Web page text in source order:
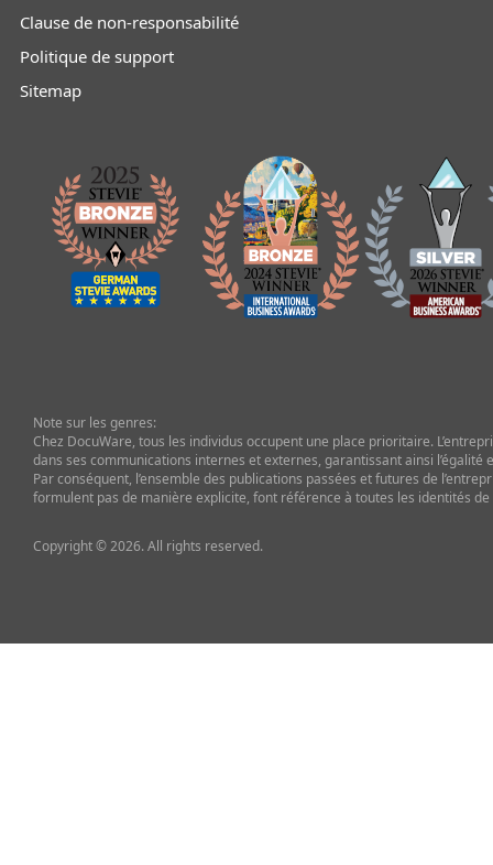
Clause de non-responsabilité
Politique de support
Sitemap
Note sur les genres:
Chez DocuWare, tous les individus occupent une place prioritaire.
dans ses communications internes et externes, garantissant ainsi l’égalité
Par conséquent, l’ensemble des publications passées et futures de
formulent pas de manière explicite, font référence à toutes les identités de
Copyright © 2026. All rights reserved.